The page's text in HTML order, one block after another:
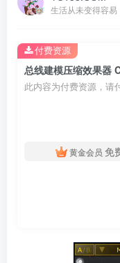
总线建模压缩效果器
此内容为付费资源，请
黄金会员 免
付费资源